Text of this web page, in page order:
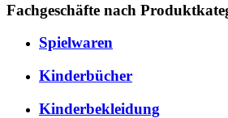
Fachgeschäfte nach
Spielwaren
Kinderbücher
Kinderbekleidung